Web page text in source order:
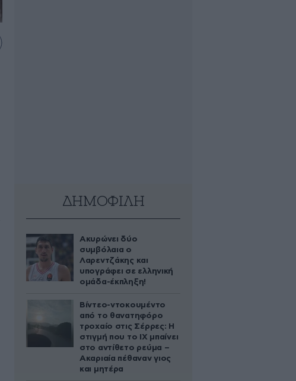
ΔΗΜΟΦΙΛΗ
Ακυρώνει δύο
συμβόλαια ο
Λαρεντζάκης και
υπογράφει σε ελληνική
ομάδα-έκπληξη!
Βίντεο-ντοκουμέντο
από το θανατηφόρο
τροχαίο στις Σέρρες: Η
στιγμή που το ΙΧ μπαίνει
στο αντίθετο ρεύμα –
Ακαριαία πέθαναν γιος
και μητέρα